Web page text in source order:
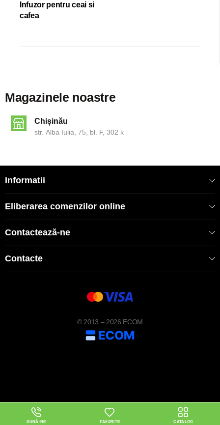
Infuzor pentru ceai si
cafea
Magazinele noastre
Chișinău
str. Alba Iulia, 75, bl. F, 302 k
Informatii
Eliberarea comenzilor online
Contactează-ne
Contacte
© 2013 – 2026 ECOM
SUNĂ-NE FAVORITE CATALOG